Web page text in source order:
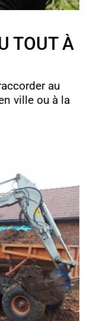
TOUT À
au
ville ou à la